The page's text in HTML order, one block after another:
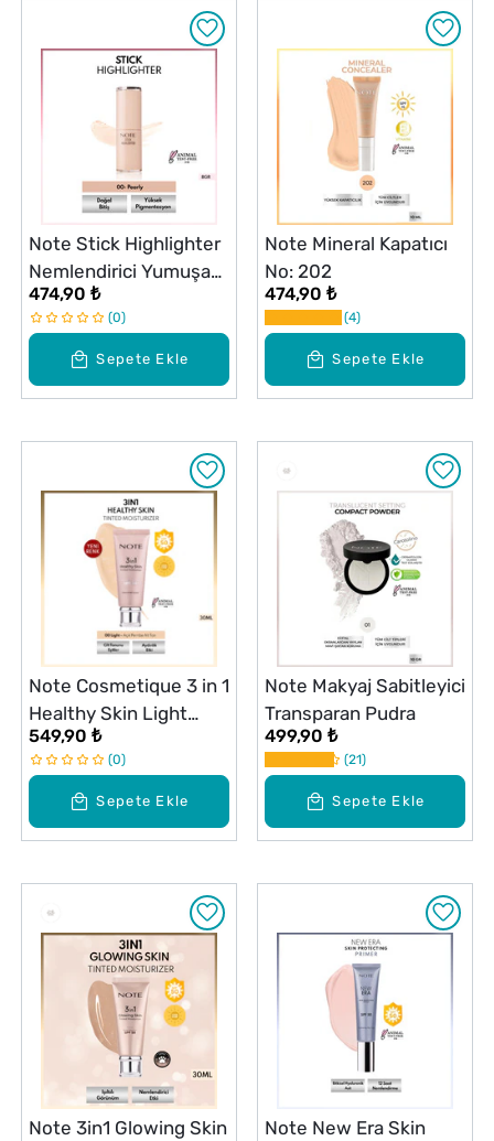
Sepete Ekle
Note Stick Highlighter
Nemlendirici Yumuşak
Stick Aydınlatıcı 00
Pearly
474,90 ₺
0
Sepete Ekle
Note Mineral Kapatıcı
No: 202
474,90 ₺
4
Sepete Ekle
Note Cosmetique 3 in 1
Healthy Skin Light
Tinted Moisturizer SPF
50 Renk Ton Eşitleyici
Aydınlatıcı Krem 00
Açık Ton
549,90 ₺
0
Sepete Ekle
Note Makyaj Sabitleyici
Transparan Pudra
499,90 ₺
21
Note 3in1 Glowing Skin
Note New Era Skin